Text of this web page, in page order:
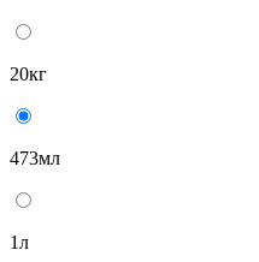
20кг
473мл
1л